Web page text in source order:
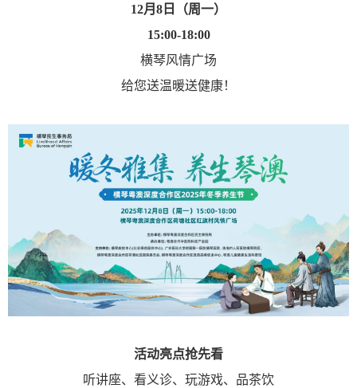
12月8日（周一）
15:00-18:00
横琴风情广场
给您送温暖送健康！
活动亮点抢先看
听讲座、看义诊、玩游戏、品茶饮